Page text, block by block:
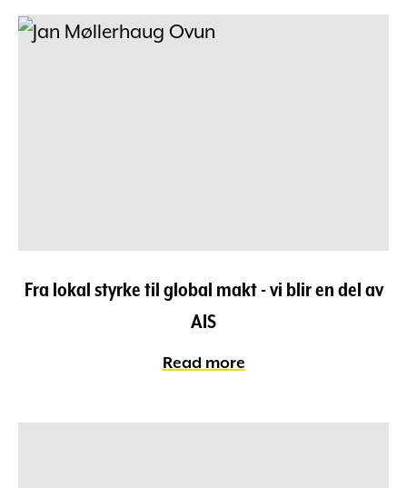
Fra lokal styrke til global makt - vi blir en del av
AIS
Read more